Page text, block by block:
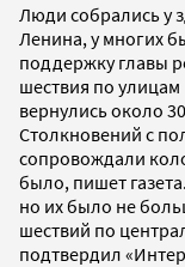
Люди собрались у
Ленина, у многих
поддержку главы
шествия по
вернулись около
Столкновений с
сопровождали
было, пишет
но их было не
шествий по
подтвердил